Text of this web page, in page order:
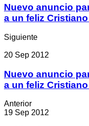
Nuevo anuncio
a un feliz
Siguiente
20 Sep 2012
Nuevo anuncio
a un feliz
Anterior
19 Sep 2012